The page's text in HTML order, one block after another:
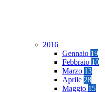
2016
Gennaio 19
Febbraio 10
Marzo 13
Aprile 28
Maggio 15